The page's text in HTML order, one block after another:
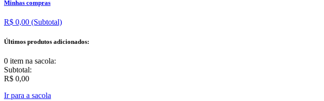
Minhas compras
R$ 0,00 (Subtotal)
Últimos produtos adicionados:
0 item na sacola:
Subtotal:
R$ 0,00
Ir para a sacola